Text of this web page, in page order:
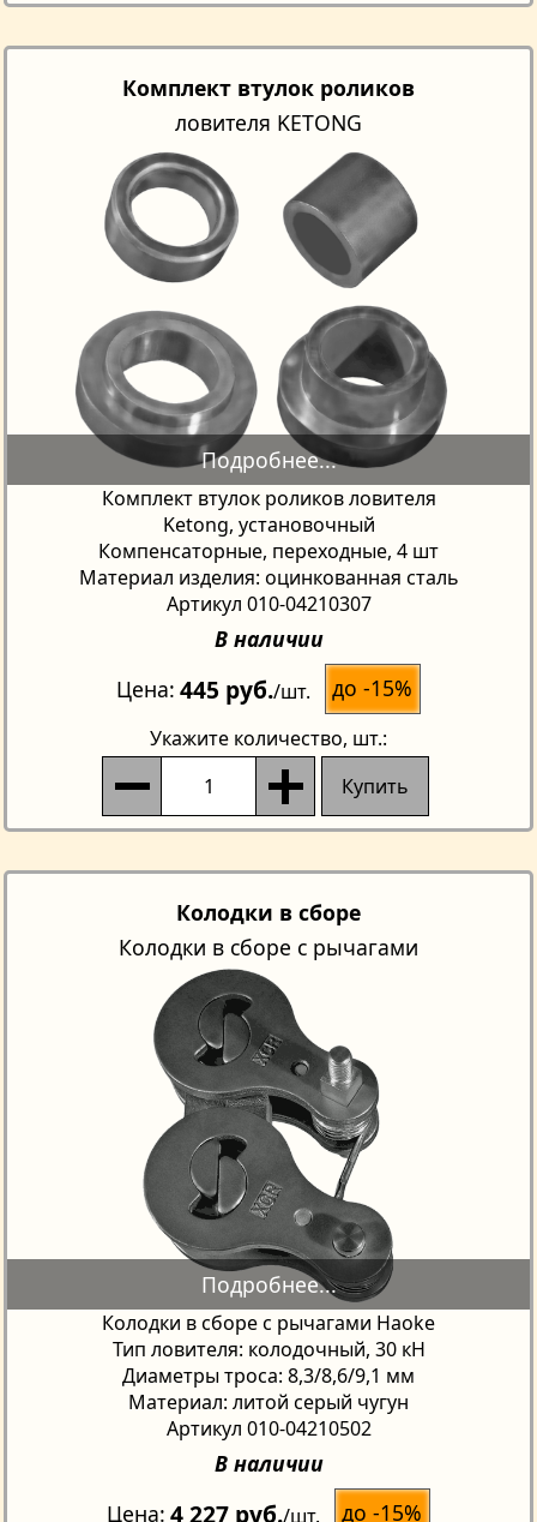
Комплект втулок роликов
ловителя KETONG
Комплект втулок роликов ловителя
Ketong, установочный
Компенсаторные, переходные, 4 шт
Материал изделия: оцинкованная сталь
Артикул 010-04210307
В наличии
Цена 445 руб./шт. до -15%
Укажите количество, шт.:
Купить
Колодки в сборе
Колодки в сборе с рычагами
Колодки в сборе с рычагами Haoke
Тип ловителя: колодочный, 30 кН
Диаметры троса: 8,3/8,6/9,1 мм
Материал: литой серый чугун
Артикул 010-04210502
В наличии
Цена 4 227 руб./шт. до -15%